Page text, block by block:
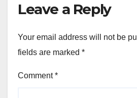
Leave a Reply
Your email address will not be
fields are marked *
Comment*